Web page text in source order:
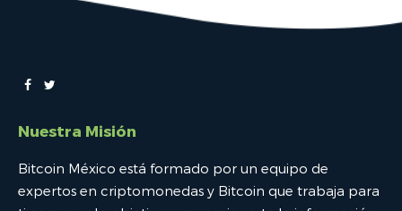
Nuestra Misión
Bitcoin México está formado por un equipo de
expertos en criptomonedas y Bitcoin que trabaja para